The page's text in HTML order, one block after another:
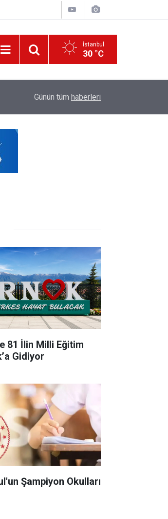
İstanbul
30 °C
LGS'de İstanbul'un Şampiyon Okulları Belli Oldu!
Günün tüm haberleri
81 İlin Milli Eğitim
Gidiyor
Şampiyon Okulları